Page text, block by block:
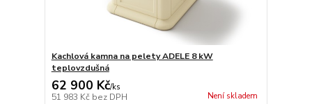
Kachlová kamna na pelety ADELE 8 kW
teplovzdušná
62 900 Kč/ks
51 983 Kč bez DPH Není skladem